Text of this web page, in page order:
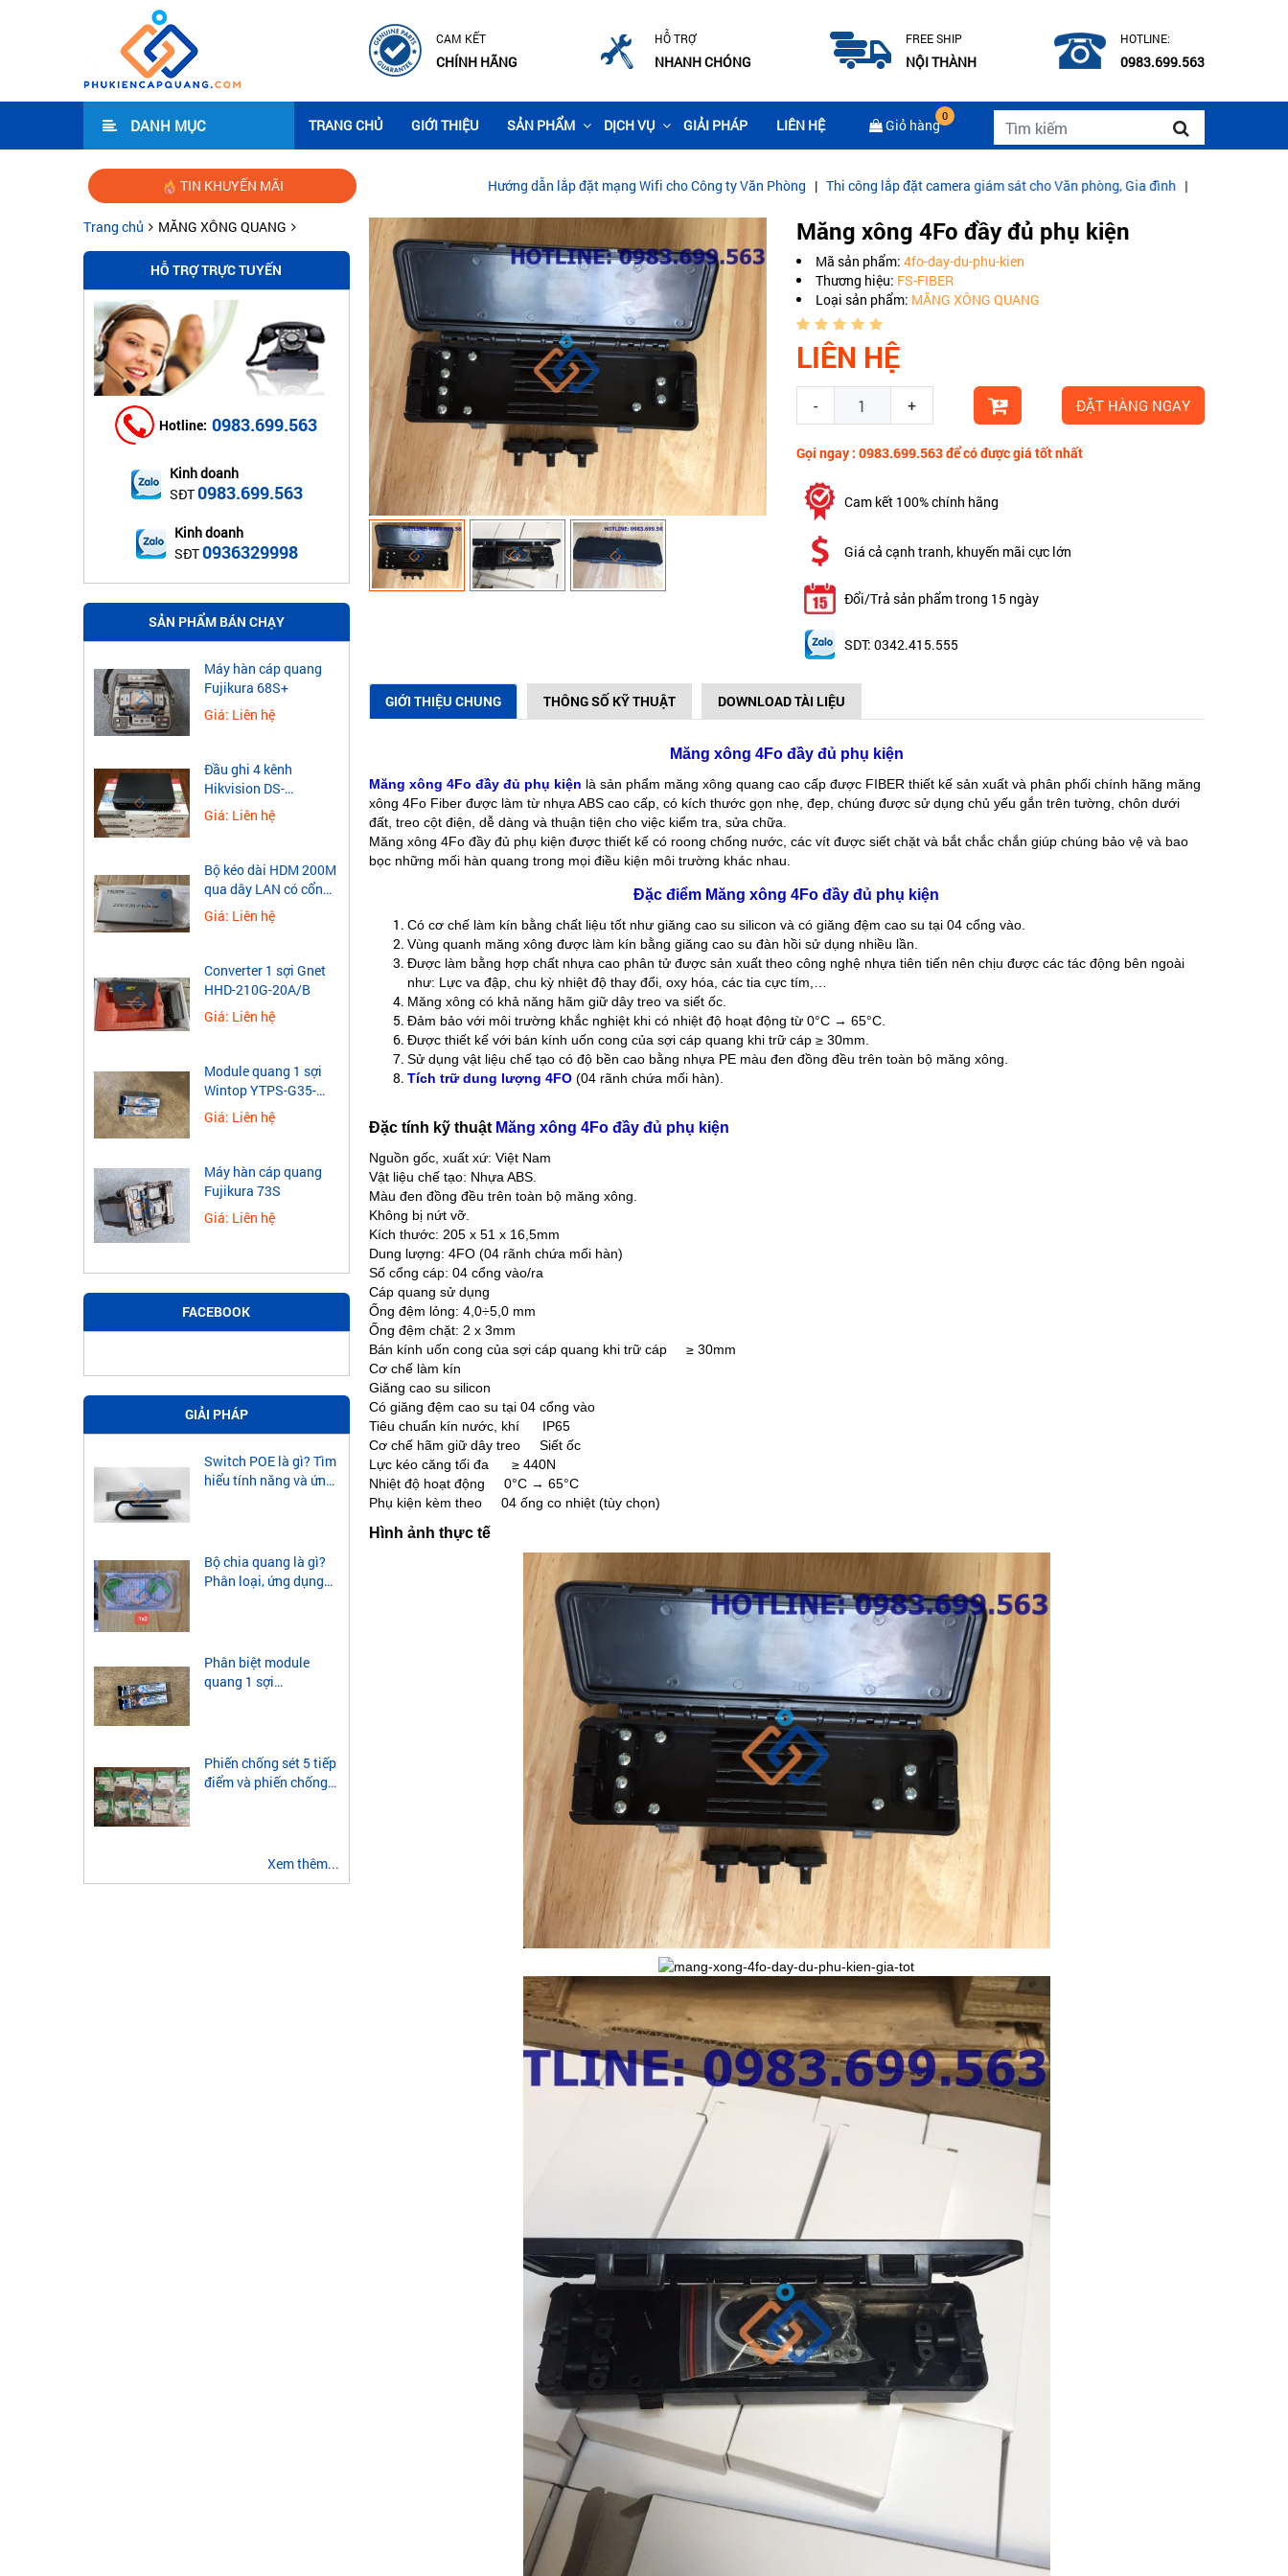
CAM KẾT
CHÍNH HÃNG
HỖ TRỢ
NHANH CHÓNG
FREE SHIP
NỘI THÀNH
HOTLINE:
0983.699.563
DANH MỤC TRANG CHỦ GIỚI THIỆU SẢN PHẨM DỊCH VỤ GIẢI PHÁP LIÊN HỆ Giỏ hàng
0
TIN KHUYẾN MÃI Hướng dẫn lắp đặt mạng Wifi cho Công ty Văn Phòng|Thi công lắp đặt camera giám sát cho Văn phòng, Gia đình|CÁP QUANG COMMSCOPE
Trang chủ MĂNG XÔNG QUANG
HỖ TRỢ TRỰC TUYẾN
Hotline: 0983.699.563
Kinh doanh
SĐT0983.699.563
Kinh doanh
SĐT0936329998
SẢN PHẨM BÁN CHẠY
Máy hàn cáp quang
Fujikura 68S+
Giá: Liên hệ
Đầu ghi 4 kênh
Hikvision DS-
7604NXI-K1
Giá: Liên hệ
​Bộ kéo dài HDM 200M
qua dây LAN có cổng
USB
Giá: Liên hệ
Converter 1 sợi Gnet
HHD-210G-20A/B
Giá: Liên hệ
Module quang 1 sợi
Wintop YTPS-G35-
40LD 1.25G
Giá: Liên hệ
Máy hàn cáp quang
Fujikura 73S
Giá: Liên hệ
FACEBOOK
GIẢI PHÁP
Switch POE là gì? Tìm
hiểu tính năng và ứng
Bộ chia quang là gì?
Phân loại, ứng dụng
Phân biệt module
quang 1 sợi
Phiến chống sét 5 tiếp
điểm và phiến chống
Xem thêm...
Măng xông 4Fo đầy đủ phụ kiện
Mã sản phẩm: 4fo-day-du-phu-kien
Thương hiệu: FS-FIBER
Loại sản phẩm: MĂNG XÔNG QUANG
LIÊN HỆ
- + ĐẶT HÀNG NGAY
Gọi ngay : 0983.699.563 để có được giá tốt nhất
Cam kết 100% chính hãng
Giá cả cạnh tranh, khuyến mãi cực lớn
Đổi/Trả sản phẩm trong 15 ngày
SDT: 0342.415.555
GIỚI THIỆU CHUNG THÔNG SỐ KỸ THUẬT DOWNLOAD TÀI LIỆU
Măng xông 4Fo đầy đủ phụ kiện
Măng xông 4Fo đầy đủ phụ kiện là sản phẩm măng xông quang cao cấp được FIBER thiết kế sản xuất và phân phối chính hãng măng
xông 4Fo Fiber được làm từ nhựa ABS cao cấp, có kích thước gọn nhẹ, đẹp, chúng được sử dụng chủ yếu gắn trên tường, chôn dưới
đất, treo cột điện, dễ dàng và thuận tiện cho việc kiểm tra, sửa chữa.
Măng xông 4Fo đầy đủ phụ kiện được thiết kế có roong chống nước, các vít được siết chặt và bắt chắc chắn giúp chúng bảo vệ và bao
bọc những mối hàn quang trong mọi điều kiện môi trường khác nhau.
Đặc điểm Măng xông 4Fo đầy đủ phụ kiện
Có cơ chế làm kín bằng chất liệu tốt như giăng cao su silicon và có giăng đệm cao su tại 04 cổng vào.
Vùng quanh măng xông được làm kín bằng giăng cao su đàn hồi sử dụng nhiều lần.
Được làm bằng hợp chất nhựa cao phân tử được sản xuất theo công nghệ nhựa tiên tiến nên chịu được các tác động bên ngoài
như: Lực va đập, chu kỳ nhiệt độ thay đổi, oxy hóa, các tia cực tím,…
Măng xông có khả năng hãm giữ dây treo va siết ốc.
Đảm bảo với môi trường khắc nghiệt khi có nhiệt độ hoạt động từ 0°C → 65°C.
Được thiết kế với bán kính uốn cong của sợi cáp quang khi trữ cáp ≥ 30mm.
Sử dụng vật liệu chế tạo có độ bền cao bằng nhựa PE màu đen đồng đều trên toàn bộ măng xông.
Tích trữ dung lượng 4FO(04 rãnh chứa mối hàn).
Đặc tính kỹ thuật Măng xông 4Fo đầy đủ phụ kiện
Nguồn gốc, xuất xứ: Việt Nam
Vật liệu chế tạo: Nhựa ABS.
Màu đen đồng đều trên toàn bộ măng xông.
Không bị nứt vỡ.
Kích thước: 205 x 51 x 16,5mm
Dung lượng: 4FO (04 rãnh chứa mối hàn)
Số cổng cáp: 04 cổng vào/ra
Cáp quang sử dụng
Ống đệm lỏng: 4,0÷5,0 mm
Ống đệm chặt: 2 x 3mm
Bán kính uốn cong của sợi cáp quang khi trữ cáp ≥ 30mm
Cơ chế làm kín
Giăng cao su silicon
Có giăng đệm cao su tại 04 cổng vào
Tiêu chuẩn kín nước, khí IP65
Cơ chế hãm giữ dây treo Siết ốc
Lực kéo căng tối đa ≥ 440N
Nhiệt độ hoạt động 0°C → 65°C
Phụ kiện kèm theo 04 ống co nhiệt (tùy chọn)
Hình ảnh thực tế